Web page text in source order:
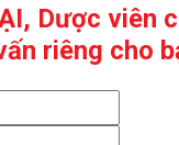
Dược viên
riêng cho